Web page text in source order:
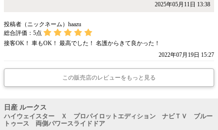
2025年05月11日 13:38
投稿者（ニックネーム）haazu
総合評価： 5点
接客OK！ 車もOK！ 最高でした！ 名護からきて良かった！
2022年07月19日 15:27
この販売店のレビューをもっと見る
日産 ルークス
ハイウェイスター Ｘ プロパイロットエディション ナビＴＶ ブルー
トゥース 両側パワースライドドア